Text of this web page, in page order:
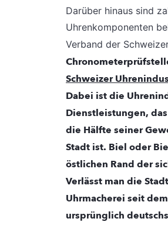
Darüber hinaus sind
Uhrenkomponenten
Verband der
Schweizer
Dabei ist die
Dienstleistungen,
die Hälfte seiner
Stadt ist. Biel oder
östlichen Rand der
Verlässt man die
Uhrmacherei seit
ursprünglich